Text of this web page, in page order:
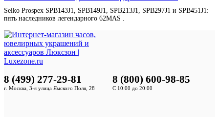
Seiko Prospex SPB143J1, SPB149J1, SPB213J1, SPB297J1 и SPB451J1:
пять наследников легендарного 62MAS .
8 (499) 277-29-81
г. Москва, 3-я улица Ямского Поля, 28
8 (800) 600-98-85
С 10:00 до 20:00